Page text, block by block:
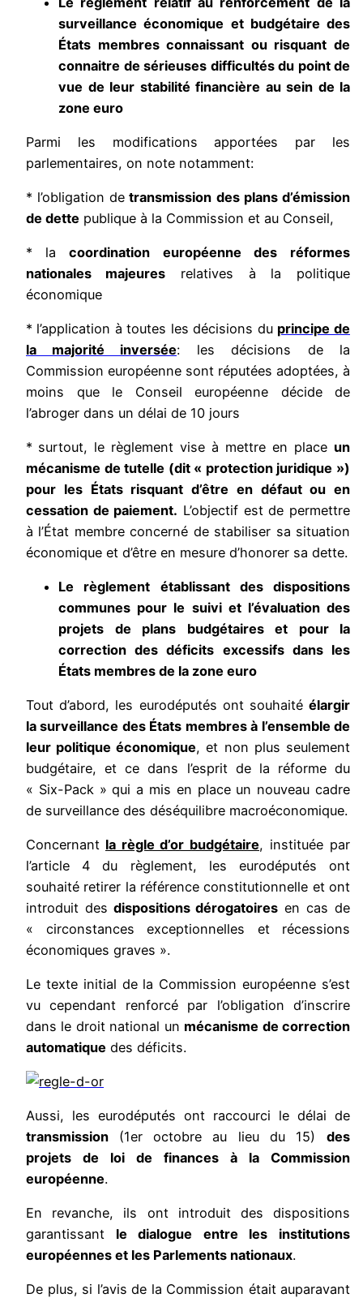
surveillance économique et budgétaire des
États membres connaissant ou risquant de
connaitre de sérieuses difficultés du point de
vue de leur stabilité financière au sein de la
zone euro
Parmi les modifications apportées par les
parlementaires, on note notamment:
* l’obligation de transmission des plans d’émission
de dette publique à la Commission et au Conseil,
* la coordination européenne des réformes
nationales majeures relatives à la politique
économique
* l’application à toutes les décisions du principe de
la majorité inversée: les décisions de la
Commission européenne sont réputées adoptées, à
moins que le Conseil européenne décide de
l’abroger dans un délai de 10 jours
* surtout, le règlement vise à mettre en place un
mécanisme de tutelle (dit « protection juridique »)
pour les États risquant d’être en défaut ou en
cessation de paiement. L’objectif est de permettre
à l’État membre concerné de stabiliser sa situation
économique et d’être en mesure d’honorer sa dette.
Le règlement établissant des dispositions
communes pour le suivi et l’évaluation des
projets de plans budgétaires et pour la
correction des déficits excessifs dans les
États membres de la zone euro
Tout d’abord, les eurodéputés ont souhaité élargir
la surveillance des États membres à l’ensemble de
leur politique économique, et non plus seulement
budgétaire, et ce dans l’esprit de la réforme du
« Six-Pack » qui a mis en place un nouveau cadre
de surveillance des déséquilibre macroéconomique.
Concernant la règle d’or budgétaire, instituée par
l’article 4 du règlement, les eurodéputés ont
souhaité retirer la référence constitutionnelle et ont
introduit des dispositions dérogatoires en cas de
« circonstances exceptionnelles et récessions
économiques graves ».
Le texte initial de la Commission européenne s’est
vu cependant renforcé par l’obligation d’inscrire
dans le droit national un mécanisme de correction
automatique des déficits.
Aussi, les eurodéputés ont raccourci le délai de
transmission
(1er octobre au lieu du 15)
des
projets de loi de finances à la Commission
européenne.
En revanche, ils ont introduit des dispositions
garantissant le dialogue entre les institutions
européennes et les Parlements nationaux.
De plus, si l’avis de la Commission était auparavant